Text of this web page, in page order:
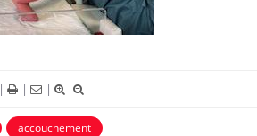
| | |
accouchement